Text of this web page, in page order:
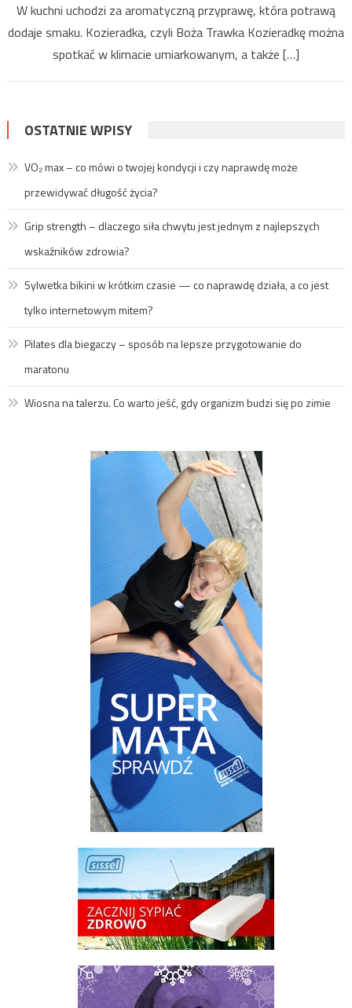
W kuchni uchodzi za aromatyczną przyprawę, która potrawą
dodaje smaku. Kozieradka, czyli Boża Trawka Kozieradkę można
spotkać w klimacie umiarkowanym, a także […]
OSTATNIE WPISY
VO₂ max – co mówi o twojej kondycji i czy naprawdę może
przewidywać długość życia?
Grip strength – dlaczego siła chwytu jest jednym z najlepszych
wskaźników zdrowia?
Sylwetka bikini w krótkim czasie — co naprawdę działa, a co jest
tylko internetowym mitem?
Pilates dla biegaczy – sposób na lepsze przygotowanie do
maratonu
Wiosna na talerzu. Co warto jeść, gdy organizm budzi się po zimie